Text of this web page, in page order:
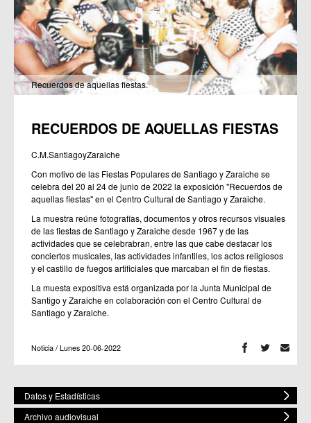
Recuerdos de aquellas fiestas.
RECUERDOS DE AQUELLAS FIESTAS
C.M.SantiagoyZaraiche
Con motivo de las Fiestas Populares de Santiago y Zaraiche se
celebra del 20 al 24 de junio de 2022 la exposición "Recuerdos de
aquellas fiestas" en el Centro Cultural de Santiago y Zaraiche.
La muestra reúne fotografías, documentos y otros recursos visuales
de las fiestas de Santiago y Zaraiche desde 1967 y de las
actividades que se celebrabran, entre las que cabe destacar los
conciertos musicales, las actividades infantiles, los actos religiosos
y el castillo de fuegos artificiales que marcaban el fin de fiestas.
La muesta expositiva está organizada por la Junta Municipal de
Santigo y Zaraiche en colaboración con el Centro Cultural de
Santiago y Zaraiche.
Noticia / Lunes 20-06-2022
Datos y Estadísticas
Archivo audiovisual